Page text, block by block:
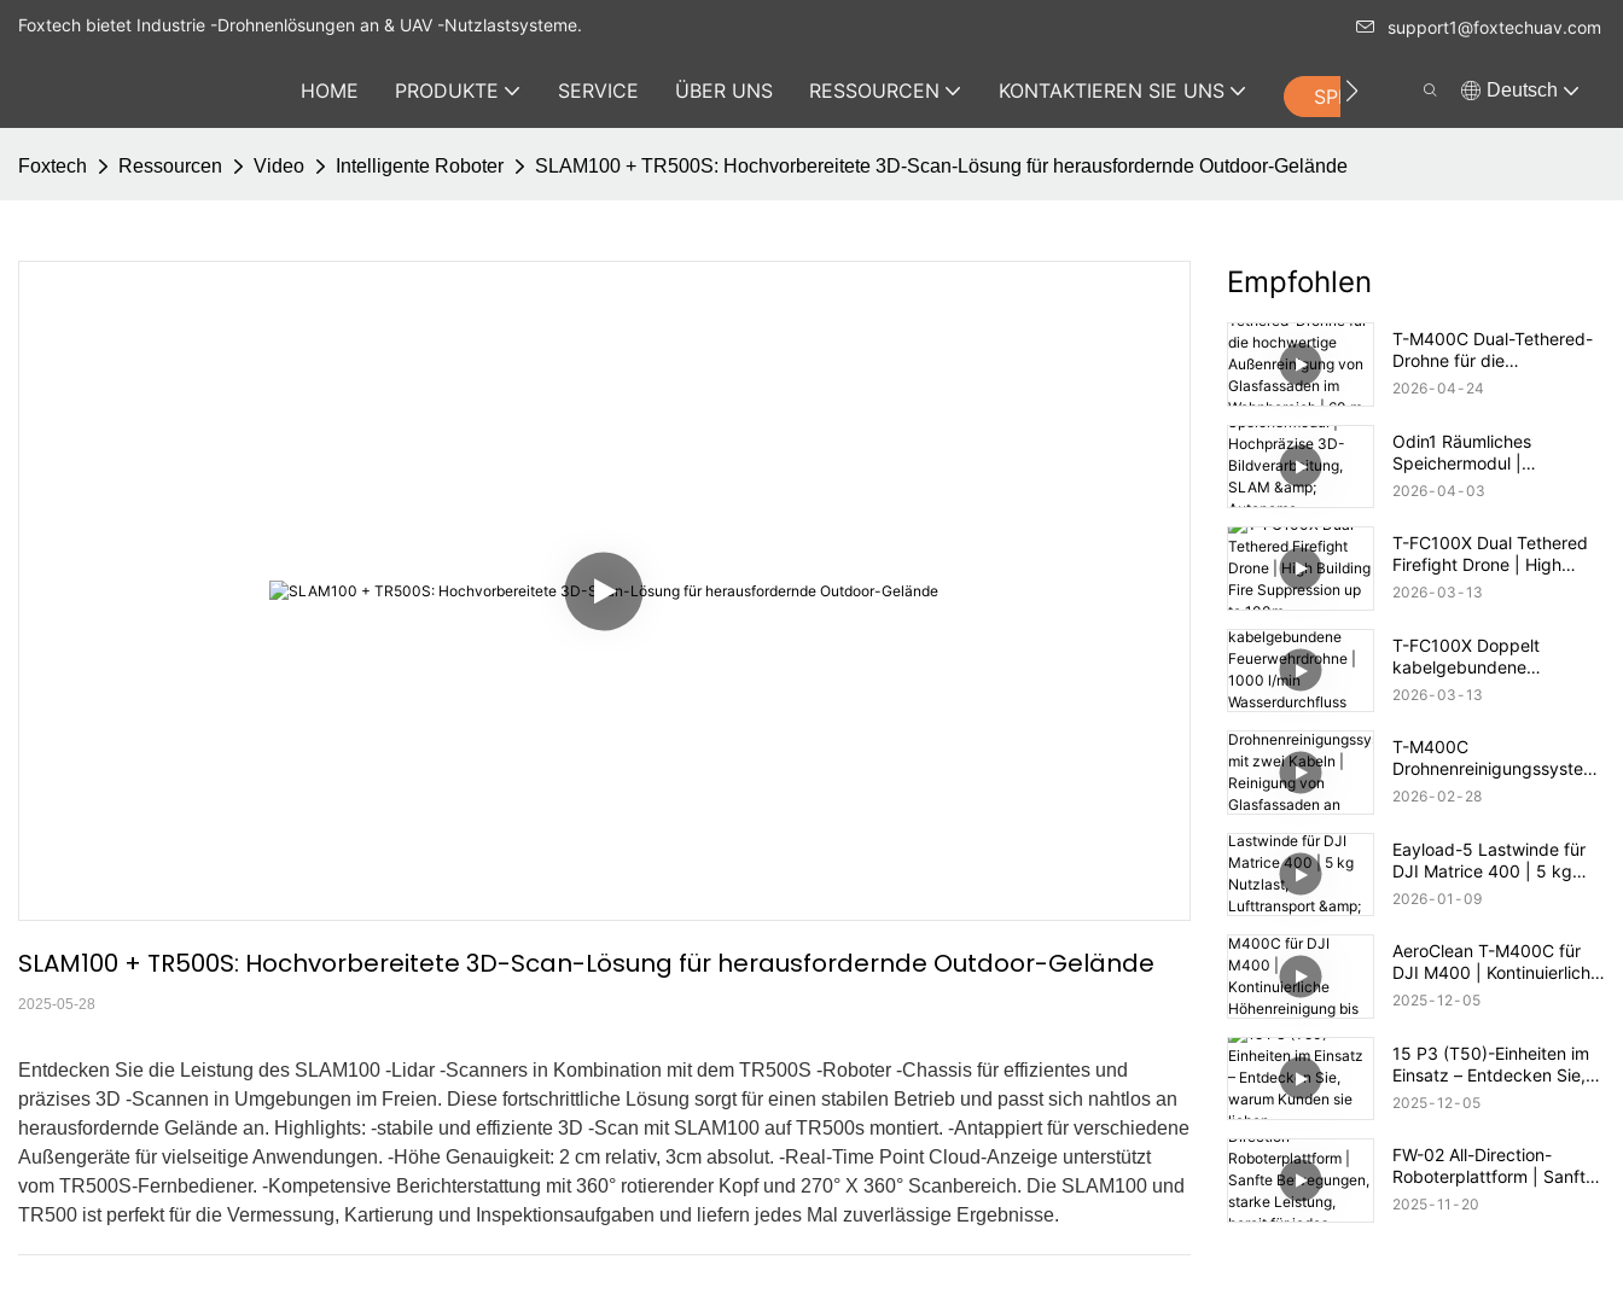
Foxtech bietet Industrie -Drohnenlösungen an & UAV -Nutzlastsysteme. support1@foxtechuav.com
HOME PRODUKTE SERVICE ÜBER UNS RESSOURCEN KONTAKTIEREN SIE UNS SPEICHERN Deutsch
Foxtech Ressourcen Video Intelligente Roboter SLAM100 + TR500S: Hochvorbereitete 3D-Scan-Lösung für herausfordernde Outdoor-Gelände
SLAM100 + TR500S: Hochvorbereitete 3D-Scan-Lösung für herausfordernde Outdoor-Gelände
2025-05-28
Entdecken Sie die Leistung des SLAM100 -Lidar -Scanners in Kombination mit dem TR500S -Roboter -Chassis für effizientes und
präzises 3D -Scannen in Umgebungen im Freien. Diese fortschrittliche Lösung sorgt für einen stabilen Betrieb und passt sich nahtlos an
herausfordernde Gelände an. Highlights: -stabile und effiziente 3D -Scan mit SLAM100 auf TR500s montiert. -Antappiert für verschiedene
Außengeräte für vielseitige Anwendungen. -Höhe Genauigkeit: 2 cm relativ, 3cm absolut. -Real-Time Point Cloud-Anzeige unterstützt
vom TR500S-Fernbediener. -Kompetensive Berichterstattung mit 360° rotierender Kopf und 270° X 360° Scanbereich. Die SLAM100 und
TR500 ist perfekt für die Vermessung, Kartierung und Inspektionsaufgaben und liefern jedes Mal zuverlässige Ergebnisse.
Empfohlen
T-M400C Dual-Tethered-
Drohne für die
hochwertige
Wohnbereich | 60 m
Reichweite
2026 04 24
Odin1 Räumliches
Speichermodul |
Hochpräzise 3D-
2026 04 03
T-FC100X Dual Tethered
Firefight Drone | High
Building Fire Suppression
2026 03 13
T-FC100X Doppelt
kabelgebundene
Feuerwehrdrohne | 1000
2026 03 13
T-M400C
Drohnenreinigungssystem
mit zwei Kabeln |
Geschäftsgebäuden
2026 02 28
Eayload-5 Lastwinde für
DJI Matrice 400 | 5 kg
Nutzlast, Lufttransport &
2026 01 09
AeroClean T-M400C für
DJI M400 | Kontinuierliche
Höhenreinigung bis 60 m
2025 12 05
15 P3 (T50)-Einheiten im
Einsatz – Entdecken Sie,
warum Kunden sie lieben
2025 12 05
FW-02 All-Direction-
Roboterplattform | Sanfte
Bewegungen, starke
2025 11 20